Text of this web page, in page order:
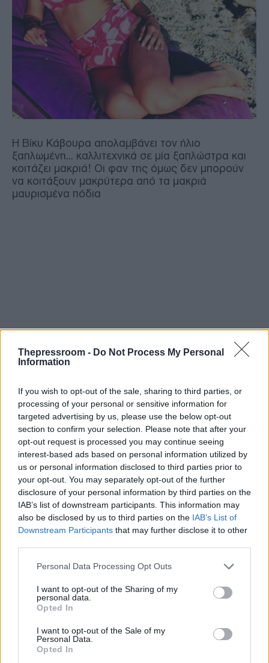
Thepressroom - Do Not Process My Personal
Information
If you wish to opt-out of the sale, sharing to third parties, or
processing of your personal or sensitive information for
targeted advertising by us, please use the below opt-out
section to confirm your selection. Please note that after your
opt-out request is processed you may continue seeing
interest-based ads based on personal information utilized by
us or personal information disclosed to third parties prior to
your opt-out. You may separately opt-out of the further
disclosure of your personal information by third parties on the
IAB’s list of downstream participants. This information may
also be disclosed by us to third parties on the IAB’s List of
Downstream Participants that may further disclose it to other
Please note that this website/app uses one or more Google
not limited to your visit or usage behaviour. You may click to
grant or deny consent to Google and its third-party tags to
use your data for below specified purposes in below Google
consent section.
Personal Data Processing Opt Outs
I want to opt-out of the Sharing of my
personal data.
Opted In
I want to opt-out of the Sale of my
Personal Data.
Opted In
Η Βίκυ Κάβουρα απολαμβάνει τον ήλιο
ξαπλωμένη... καλλιτεχνικά σε μία ξαπλώστρα και
κοιτάζει μακριά! Οι φαν της όμως δεν μπορούν
να κοιτάξουν μακρύτερα από τα μακριά
μαυρισμένα πόδια